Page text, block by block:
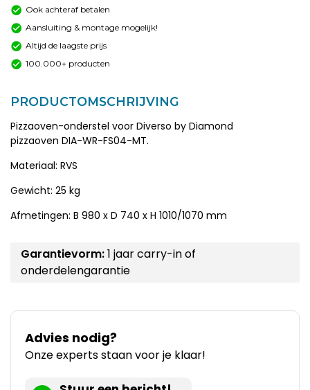
Ook achteraf betalen
Aansluiting & montage mogelijk!
Altijd de laagste prijs
100.000+ producten
PRODUCTOMSCHRIJVING
Pizzaoven-onderstel voor Diverso by Diamond
pizzaoven DIA-WR-FS04-MT.
Materiaal: RVS
Gewicht: 25 kg
Afmetingen: B 980 x D 740 x H 1010/1070 mm
Garantievorm:1 jaar carry-in of
onderdelengarantie
Advies nodig?
Onze experts staan voor je klaar!